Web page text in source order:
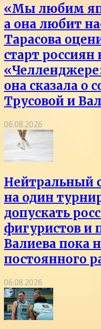
«Мы любим
а она любит
Тарасова
старт россиян
она сказала о
Трусовой и
06.08.2026
Нейтральный
на один
допускать
фигуристов и
Валиева пока
постоянного
06.08.2026